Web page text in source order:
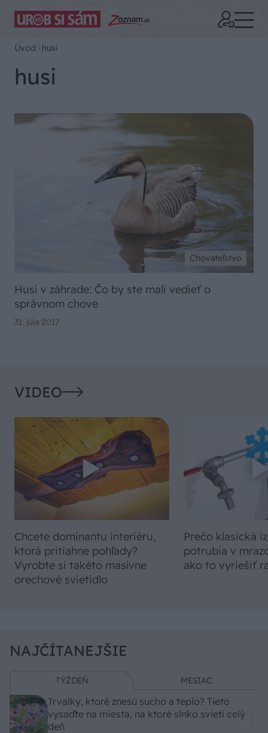
Úvod husi
husi
Chovateľstvo
Husi v záhrade: Čo by ste mali vedieť o
správnom chove
31. júla 2017
VIDEO
Chcete dominantu interiéru,
ktorá pritiahne pohľady?
Vyrobte si takéto masívne
orechové svietidlo
Prečo klasická
potrubia v
ako to vyriešiť
NAJČÍTANEJŠIE
TÝŽDEŇ MESIAC
Trvalky, ktoré znesú sucho a teplo? Tieto
vysaďte na miesta, na ktoré slnko svieti celý
deň